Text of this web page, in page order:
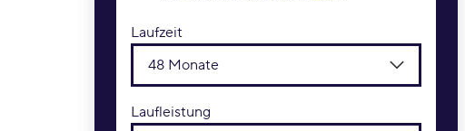
Laufzeit
48 Monate
Laufleistung